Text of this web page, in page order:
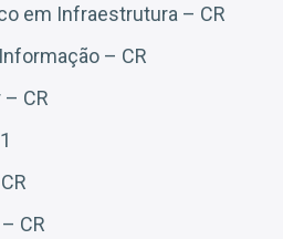
em Infraestrutura – CR
– CR
CR
CR